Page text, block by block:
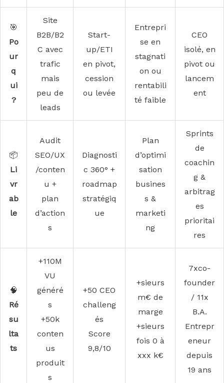
🎯
Po
ur
q
ui
?
Site
B2B/B2
C avec
trafic
mais
peu de
leads
Start-
up/ETI
en pivot,
cession
ou levée
Entrepri
se en
stagnati
on ou
rentabili
té faible
CEO
isolé, en
pivot ou
lancem
ent
📦
Li
vr
ab
le
Audit
SEO/UX
/conten
u +
plan
d’action
s
Diagnosti
c 360° +
roadmap
stratégiq
ue
Plan
d’optimi
sation
busines
s &
marketi
ng
Sprints
de
coachin
g &
arbitrag
es
prioritai
res
🧠
Ré
su
lta
ts
+110M
VU
généré
s
+50k
conten
us
produit
s
+50 CEO
challeng
és
Score
9,8/10
+sieurs
m€ de
marge
+sieurs
fois 0 à
xxx k€
7xco-
founder
/ 11x
B.A.
Entrepr
eneur
depuis
19 ans